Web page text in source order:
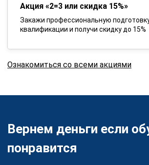
Акция «2=3 или скидка 15%»
Закажи профессиональную
квалификации и получи скидку до 15%
Ознакомиться со всеми акциями
Вернем деньги если
понравится